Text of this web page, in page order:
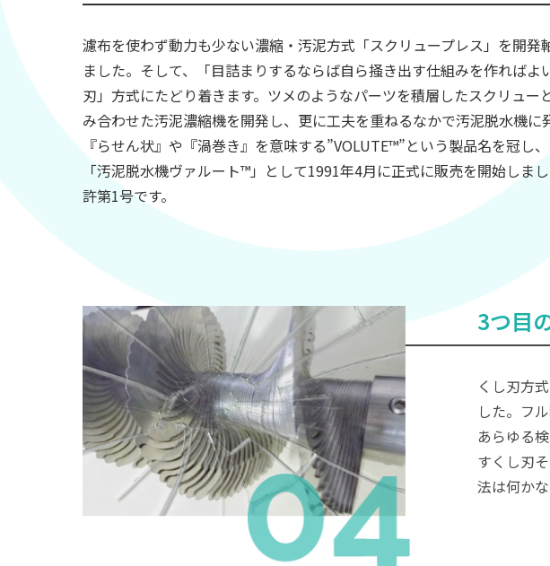
濾布を使わず動力も少ない濃縮・汚泥方式「スクリュープレス」を開発
ました。そして、「目詰まりするならば自ら掻き出す仕組みを作ればよ
刃」方式にたどり着きます。ツメのようなパーツを積層したスクリュー
み合わせた汚泥濃縮機を開発し、更に工夫を重ねるなかで汚泥脱水機に
『らせん状』や『渦巻き』を意味する”VOLUTE™”という製品名を冠し
「汚泥脱水機ヴァルート™」として1991年4月に正式に販売を開始しま
許第1号です。
3つ目
くし刃方
した。フ
あらゆる
すくし刃
法は何か